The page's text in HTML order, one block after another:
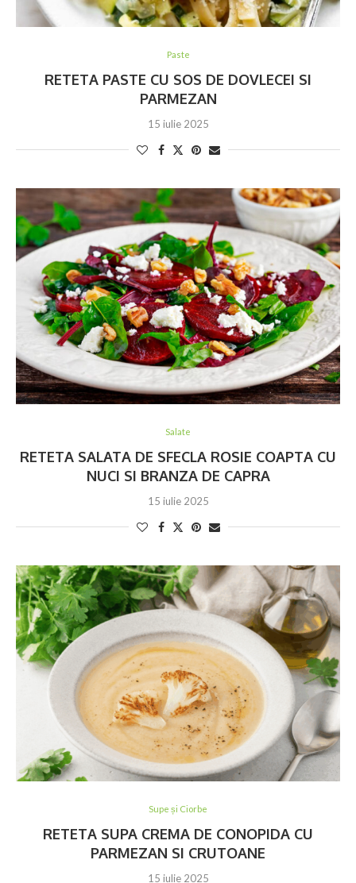
Paste
RETETA PASTE CU SOS DE DOVLECEI SI
PARMEZAN
15 iulie 2025
Salate
RETETA SALATA DE SFECLA ROSIE COAPTA CU
NUCI SI BRANZA DE CAPRA
15 iulie 2025
Supe și Ciorbe
RETETA SUPA CREMA DE CONOPIDA CU
PARMEZAN SI CRUTOANE
15 iulie 2025